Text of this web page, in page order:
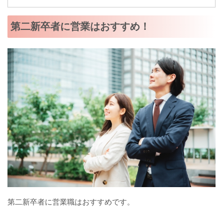
第二新卒者に営業はおすすめ！
第二新卒者に営業職はおすすめです。